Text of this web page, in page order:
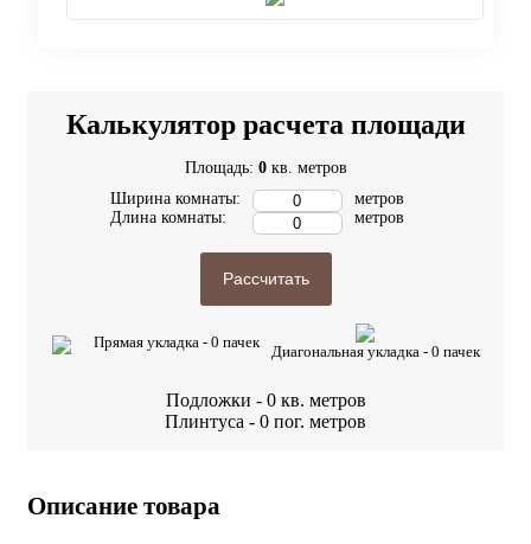
Калькулятор расчета площади
Площадь: 0 кв. метров
Ширина комнаты:
Длина комнаты:
метров
метров
Рассчитать
Прямая укладка - 0 пачек
Диагональная укладка - 0 пачек
Подложки - 0 кв. метров
Плинтуса - 0 пог. метров
Описание товара